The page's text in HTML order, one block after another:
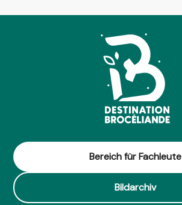
Bereich für Fachleute
Bildarchiv